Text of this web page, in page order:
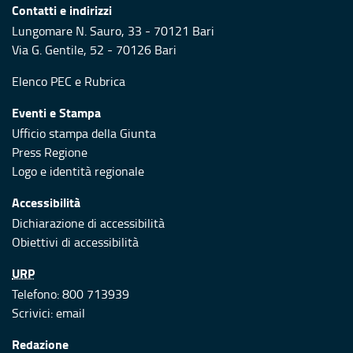
Contatti e indirizzi
Lungomare N. Sauro, 33 - 70121 Bari
Via G. Gentile, 52 - 70126 Bari
Elenco PEC e Rubrica
Eventi e Stampa
Ufficio stampa della Giunta
Press Regione
Logo e identità regionale
Accessibilità
Dichiarazione di accessibilità
Obiettivi di accessibilità
URP
Telefono: 800 713939
Scrivici:email
Redazione